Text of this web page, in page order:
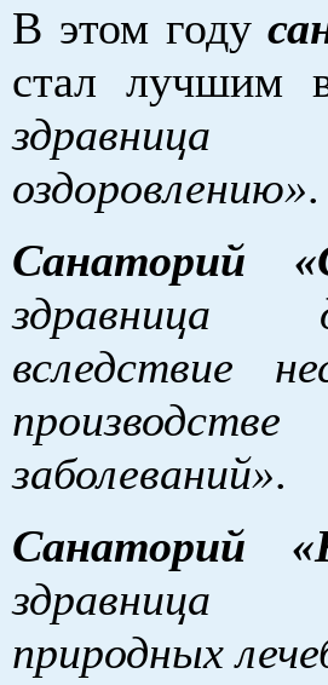
В этом году
стал лучшим
здравница
оздоровлению».
Санаторий
здравница
вследствие
заболеваний».
Санаторий
здравница
природных